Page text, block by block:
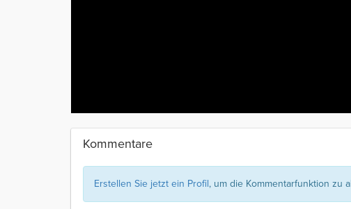
Kommentare
Erstellen Sie jetzt ein Profil, um die Kommentarfunktion zu